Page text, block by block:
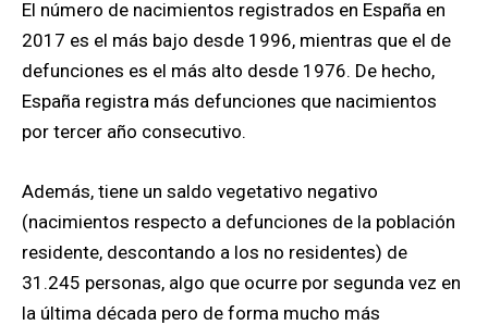
El número de nacimientos registrados en España en
2017 es el más bajo desde 1996, mientras que el de
defunciones es el más alto desde 1976. De hecho,
España registra más defunciones que nacimientos
por tercer año consecutivo.
Además, tiene un saldo vegetativo negativo
(nacimientos respecto a defunciones de la población
residente, descontando a los no residentes) de
31.245 personas, algo que ocurre por segunda vez en
la última década pero de forma mucho más